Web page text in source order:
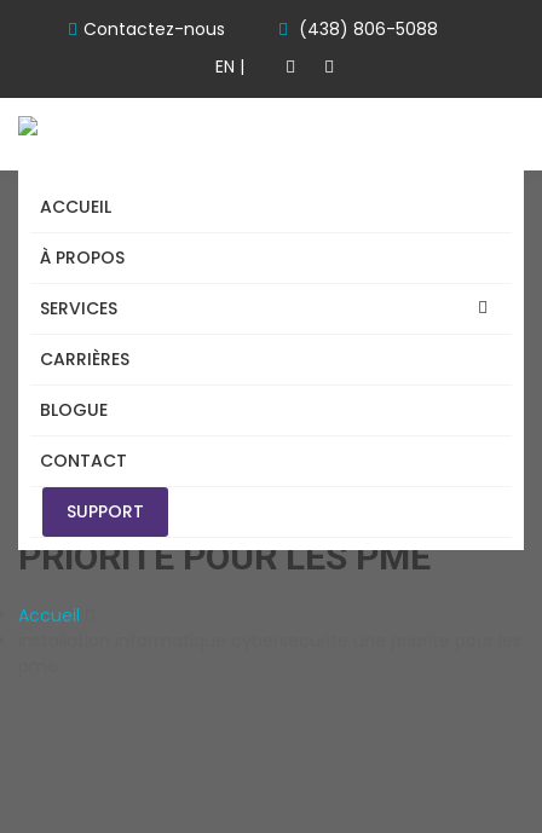
Contactez-nous
(438) 806-5088
EN |
ACCUEIL
À PROPOS
SERVICES
CARRIÈRES
BLOGUE
CONTACT
SUPPORT
INSTALLATION
INFORMATIQUE
CYBERSECURITE UNE
PRIORITE POUR LES PME
Accueil